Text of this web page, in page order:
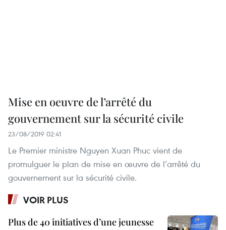
Mise en oeuvre de l’arrêté du
gouvernement sur la sécurité civile
23/08/2019 02:41
Le Premier ministre Nguyen Xuan Phuc vient de
promulguer le plan de mise en œuvre de l’arrêté du
gouvernement sur la sécurité civile.
VOIR PLUS
Plus de 40 initiatives d’une jeunesse